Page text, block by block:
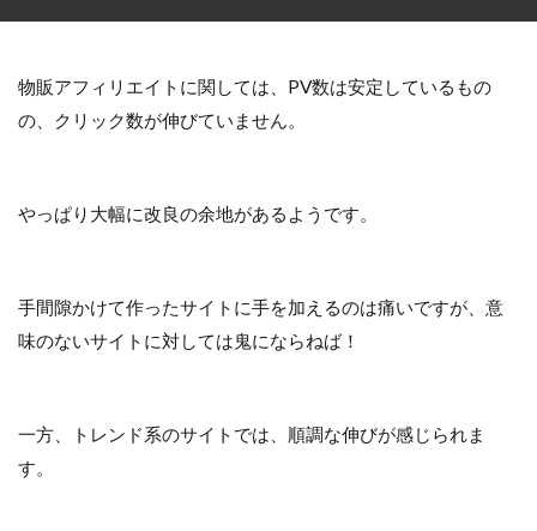
物販アフィリエイトに関しては、PV数は安定しているもの
の、クリック数が伸びていません。
やっぱり大幅に改良の余地があるようです。
手間隙かけて作ったサイトに手を加えるのは痛いですが、意
味のないサイトに対しては鬼にならねば！
一方、トレンド系のサイトでは、順調な伸びが感じられま
す。